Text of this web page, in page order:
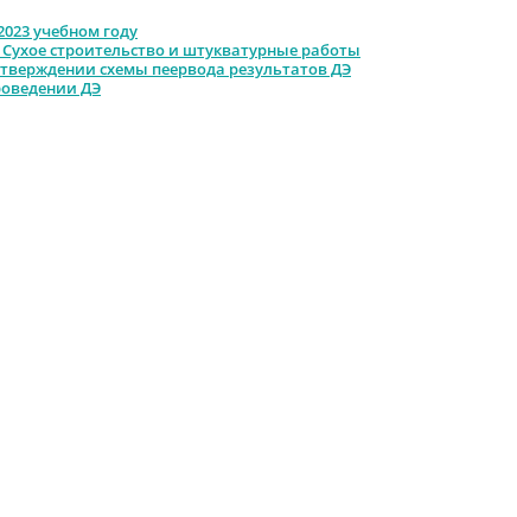
учебном году
строительство и штукватурные работы
схемы пеервода результатов ДЭ
ДЭ